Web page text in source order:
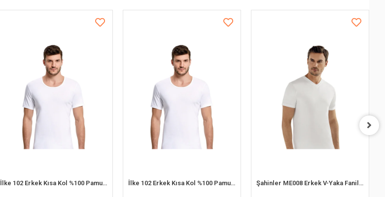
İlke 102 Erkek Kısa Kol %100 Pamuk Atlet M İlke 102 Erkek Kısa Kol %100 Pamuk Atlet L Şahinler ME008 Erkek V-Yaka Fanila No:56 (XL)